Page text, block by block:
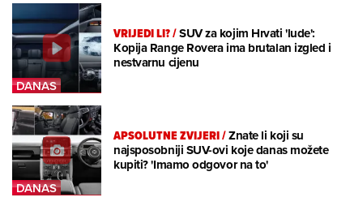
VRIJEDI LI?/SUV za kojim Hrvati 'lude':
Kopija Range Rovera ima brutalan izgled i
nestvarnu cijenu
APSOLUTNE ZVIJERI/Znate li koji su
najsposobniji SUV-ovi koje danas možete
kupiti? 'Imamo odgovor na to'